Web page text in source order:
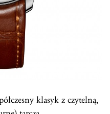
klasyk z czytelną,